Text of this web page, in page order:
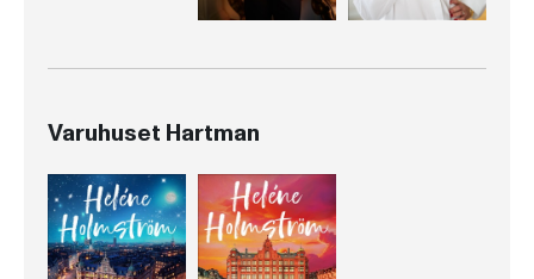
Varuhuset Hartman